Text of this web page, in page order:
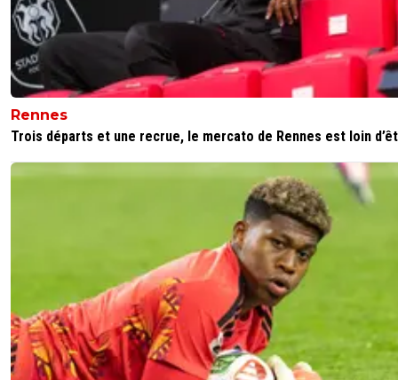
Rennes
Trois départs et une recrue, le mercato de Rennes est loin